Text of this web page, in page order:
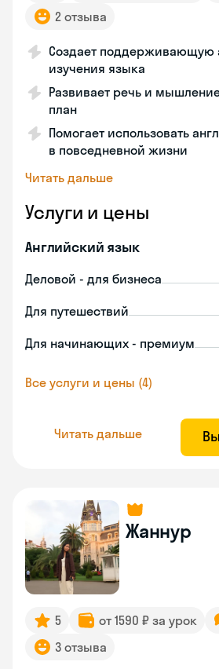
2 отзыва
Создает поддерживающую
изучения языка
Развивает речь и
план
Помогает использовать
в повседневной жизни
Читать дальше
Услуги и цены
Английский язык
Деловой - для бизнеса
Для путешествий
Для начинающих - премиум
Все услуги и цены (4)
Читать дальше
Жаннур
5 от 1590 ₽ за урок
3 отзыва